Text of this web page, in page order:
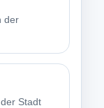
der
Stadt